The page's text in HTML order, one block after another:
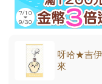
呀哈★吉
來